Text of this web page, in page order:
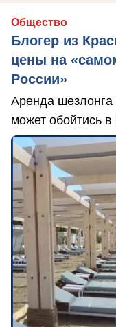
Общество
Блогер из
цены на
России»
Аренда шезлонга
может обойтись